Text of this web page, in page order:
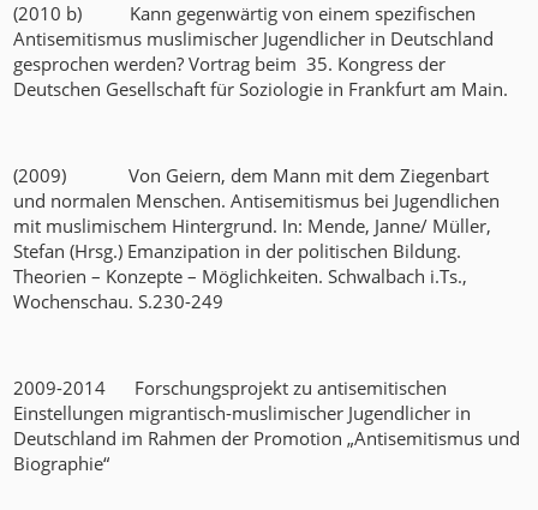
(2010 b) Kann gegenwärtig von einem spezifischen
Antisemitismus muslimischer Jugendlicher in Deutschland
gesprochen werden? Vortrag beim 35. Kongress der
Deutschen Gesellschaft für Soziologie in Frankfurt am Main.
(2009) Von Geiern, dem Mann mit dem Ziegenbart
und normalen Menschen. Antisemitismus bei Jugendlichen
mit muslimischem Hintergrund. In: Mende, Janne/ Müller,
Stefan (Hrsg.) Emanzipation in der politischen Bildung.
Theorien – Konzepte – Möglichkeiten. Schwalbach i.Ts.,
Wochenschau. S.230-249
2009-2014 Forschungsprojekt zu antisemitischen
Einstellungen migrantisch-muslimischer Jugendlicher in
Deutschland im Rahmen der Promotion „Antisemitismus und
Biographie“